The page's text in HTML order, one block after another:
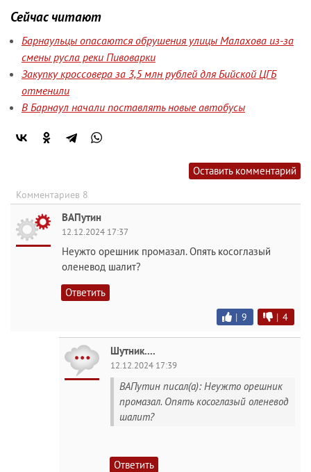
Сейчас читают
Барнаульцы опасаются обрушения улицы Малахова из-за
смены русла реки Пивоварки
Закупку кроссовера за 3,5 млн рублей для Бийской ЦГБ
отменили
В Барнаул начали поставлять новые автобусы
Оставить комментарий
Комментариев 8
ВАПутин
12.12.2024 17:37
Неужто орешник промазал. Опять косоглазый
оленевод шалит?
Ответить
| 9 | 4
Шутник....
12.12.2024 17:39
ВАПутин писал(а): Неужто орешник
промазал. Опять косоглазый оленевод
шалит?
Ответить